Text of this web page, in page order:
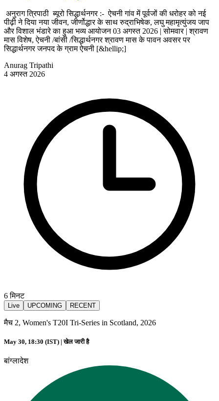
अनुराग त्रिपाठी ब्यूरो सिद्धार्थनगर :- ऐचनी गांव में पूर्वजों की धरोहर को नई
पीढ़ी ने दिया नया जीवन, जीर्णोद्धार के साथ रुद्राभिषेक, लघु महामृत्युंजय जाप
और विशाल भंडारे का हुआ भव्य आयोजन 03 अगस्त 2026 | सोमवार | श्रावण
मास विशेष, ऐचनी /बांसी /सिद्धार्थनगर श्रावण मास के पावन अवसर पर
सिद्धार्थनगर जनपद के ग्राम ऐचनी [&hellip;]
Anurag Tripathi
4 अगस्त 2026
6मिनट
Live UPCOMING RECENT
मैच 2, Women's T20I Tri-Series in Scotland, 2026
May 30, 18:30 (IST) |खेल जारी है
बांग्लादेश